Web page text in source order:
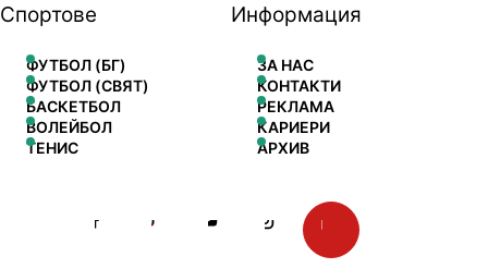
Спортове
ФУТБОЛ (БГ)
ФУТБОЛ (СВЯТ)
БАСКЕТБОЛ
ВОЛЕЙБОЛ
ТЕНИС
Информация
ЗА НАС
КОНТАКТИ
РЕКЛАМА
КАРИЕРИ
АРХИВ